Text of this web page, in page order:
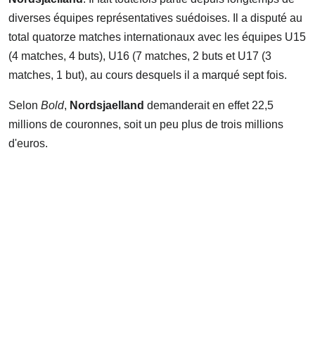
diverses équipes représentatives suédoises. Il a disputé au
total quatorze matches internationaux avec les équipes U15
(4 matches, 4 buts), U16 (7 matches, 2 buts et U17 (3
matches, 1 but), au cours desquels il a marqué sept fois.
Selon Bold, Nordsjaelland demanderait en effet 22,5
millions de couronnes, soit un peu plus de trois millions
d'euros.